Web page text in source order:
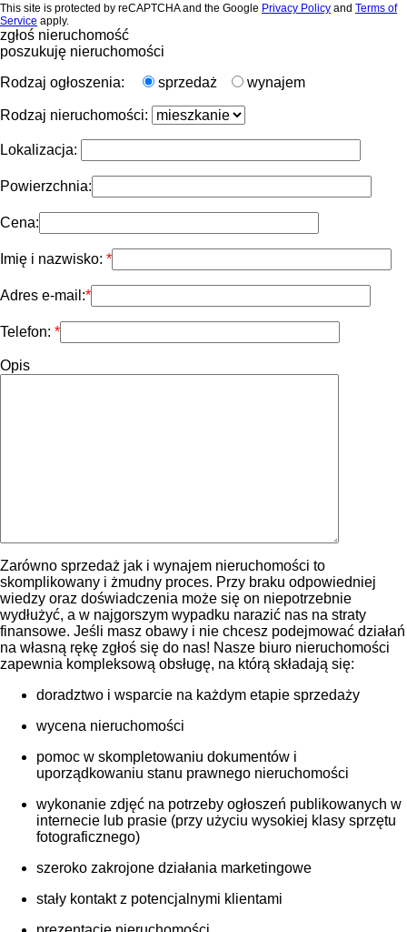
This site is protected by reCAPTCHA and the Google Privacy Policy and Terms of
Service apply.
zgłoś nieruchomość
poszukuję nieruchomości
Rodzaj ogłoszenia:
sprzedaż wynajem
Rodzaj nieruchomości:
Lokalizacja:
Powierzchnia:
Cena:
Imię i nazwisko:
Adres e-mail:
Telefon:
Opis
Zarówno sprzedaż jak i wynajem nieruchomości to
skomplikowany i żmudny proces. Przy braku odpowiedniej
wiedzy oraz doświadczenia może się on niepotrzebnie
wydłużyć, a w najgorszym wypadku narazić nas na straty
finansowe. Jeśli masz obawy i nie chcesz podejmować działań
na własną rękę zgłoś się do nas! Nasze biuro nieruchomości
zapewnia kompleksową obsługę, na którą składają się:
doradztwo i wsparcie na każdym etapie sprzedaży
wycena nieruchomości
pomoc w skompletowaniu dokumentów i
uporządkowaniu stanu prawnego nieruchomości
wykonanie zdjęć na potrzeby ogłoszeń publikowanych w
internecie lub prasie (przy użyciu wysokiej klasy sprzętu
fotograficznego)
szeroko zakrojone działania marketingowe
stały kontakt z potencjalnymi klientami